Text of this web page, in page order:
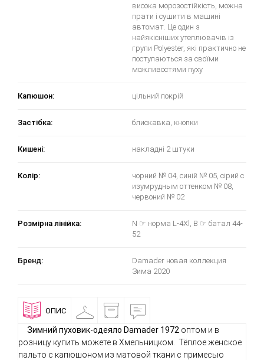
висока морозостійкість, можна
прати і сушити в машині
автомат. Це один з
найякісніших утеплювачів із
групи Polyester, які практично не
поступаються за своїми
можливостями пуху
Капюшон: цільний покрій
Застібка: блискавка, кнопки
Кишені: накладні 2 штуки
Колір:
чорний № 04, синій № 05, сірий с
изумрудным оттенком № 08,
червоний № 02
Розмірна лінійка:
N ☞ норма L-4Xl, B ☞ батал 44-
52
Бренд:
Damader новая коллекция
Зима 2020
ОПИС ПРИМІРОЧНАДОСТАВКА
ОПЛАТА
Зимний пуховик-одеяло Damader 1972 оптом и в
розницу купить можете в Хмельницком. Тёплое женское
пальто с капюшоном из матовой ткани с примесью